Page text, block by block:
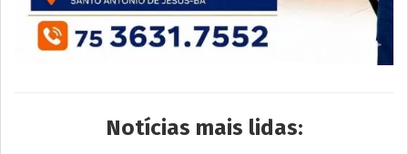
Notícias mais lidas: